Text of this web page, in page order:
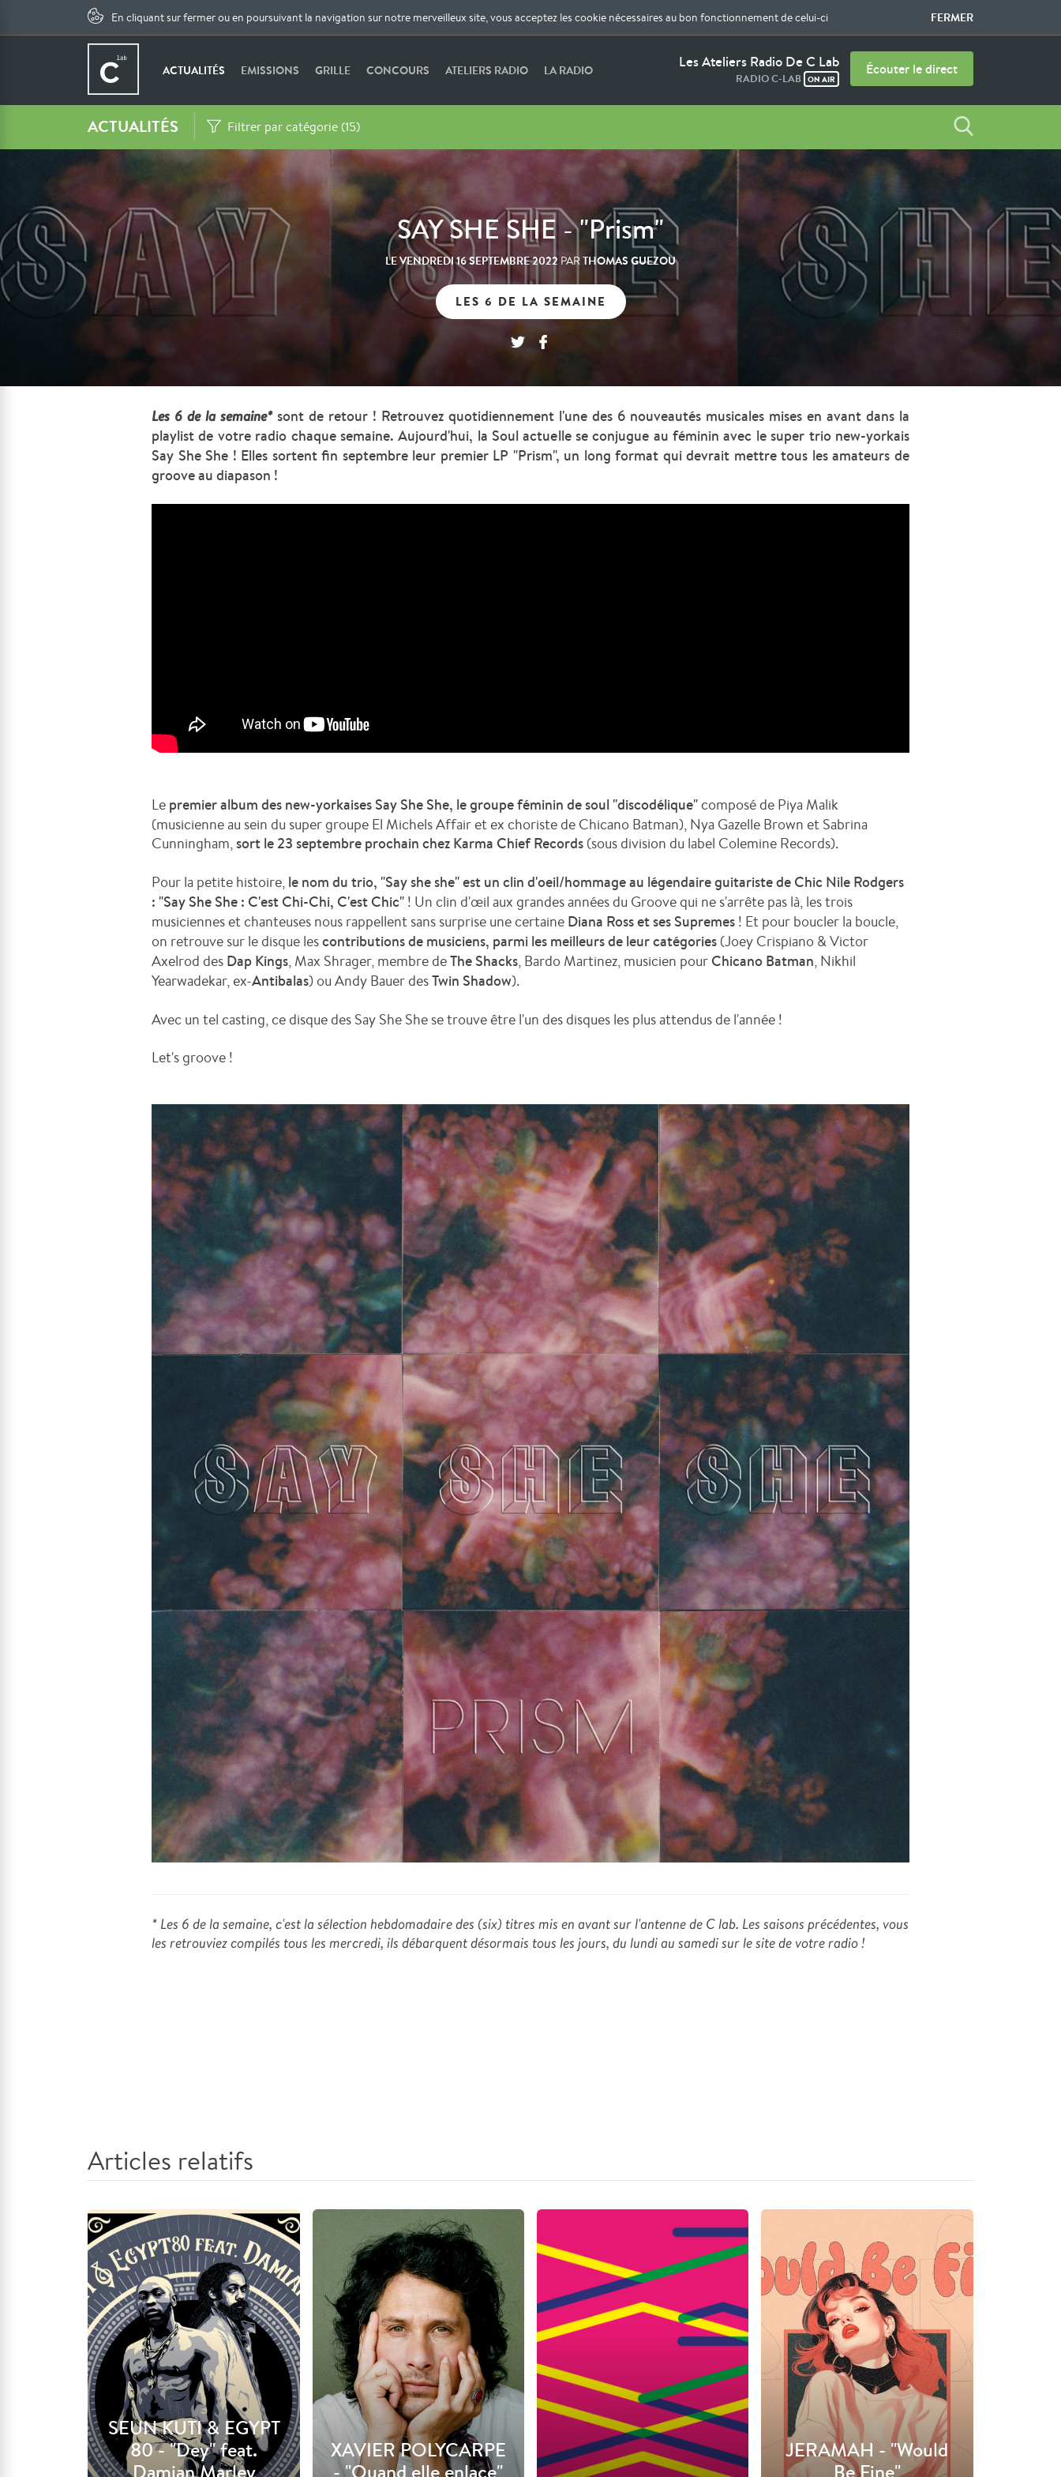
En cliquant sur fermer ou en poursuivant la navigation sur notre merveilleux site, vous acceptez les cookie nécessaires au bon fonctionnement de celui-ci FERMER
ACTUALITÉS EMISSIONS GRILLE CONCOURS ATELIERS RADIO LA RADIO Les Ateliers Radio De C Lab
RADIO C-LAB ON AIR
Écouter le direct
ACTUALITÉS Filtrer par catégorie (15)
SAY SHE SHE - "Prism"
LEVENDREDI 16 SEPTEMBRE 2022 PARTHOMAS GUEZOU
LES 6 DE LA SEMAINE
Les 6 de la semaine*sont de retour ! Retrouvez quotidiennement l'une des 6 nouveautés musicales mises en avant dans la
playlist de votre radio chaque semaine. Aujourd'hui, la Soul actuelle se conjugue au féminin avec le super trio new-yorkais
Say She She ! Elles sortent fin septembre leur premier LP "Prism", un long format qui devrait mettre tous les amateurs de
groove au diapason !
Le premier album des new-yorkaises Say She She, le groupe féminin de soul "discodélique" composé de Piya Malik
(musicienne au sein du super groupe El Michels Affair et ex choriste de Chicano Batman), Nya Gazelle Brown et Sabrina
Cunningham,sort le 23 septembre prochain chez Karma Chief Records (sous division du label Colemine Records).
Pour la petite histoire, le nom du trio, "Say she she" est un clin d'oeil/hommage au légendaire guitariste de Chic Nile Rodgers
: "Say She She : C'est Chi-Chi, C'est Chic" ! Un clin d'œil aux grandes années du Groove qui ne s'arrête pas là, les trois
musiciennes et chanteuses nous rappellent sans surprise une certaine Diana Ross et ses Supremes ! Et pour boucler la boucle,
on retrouve sur le disque lescontributions de musiciens, parmi les meilleurs de leur catégories (Joey Crispiano & Victor
Axelrod des Dap Kings, Max Shrager, membre deThe Shacks, Bardo Martinez, musicien pour Chicano Batman, Nikhil
Yearwadekar, ex-Antibalas) ou Andy Bauer desTwin Shadow).
Avec un tel casting, ce disque des Say She She se trouve être l'un des disques les plus attendus de l'année !
Let's groove !
* Les 6 de la semaine, c'est la sélection hebdomadaire des (six) titres mis en avant sur l'antenne de C lab. Les saisons précédentes, vous
les retrouviez compilés tous les mercredi, ils débarquent désormais tous les jours, du lundi au samedi sur le site de votre radio !
Articles relatifs
SEUN KUTI & EGYPT
80 - "Dey" feat.
XAVIER POLYCARPE
JERAMAH - "Would